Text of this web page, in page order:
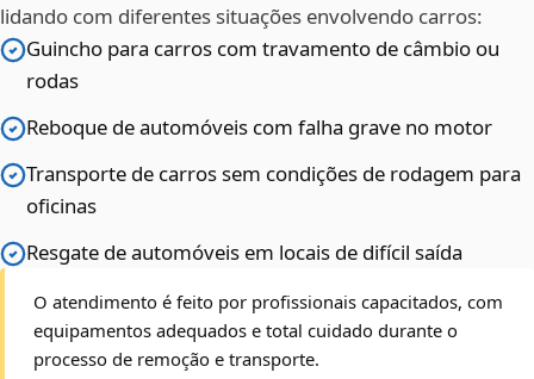
lidando com diferentes situações envolvendo carros:
Guincho para carros com travamento de câmbio ou
rodas
Reboque de automóveis com falha grave no motor
Transporte de carros sem condições de rodagem para
oficinas
Resgate de automóveis em locais de difícil saída
O atendimento é feito por profissionais capacitados, com
equipamentos adequados e total cuidado durante o
processo de remoção e transporte.